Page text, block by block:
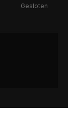
Gesloten